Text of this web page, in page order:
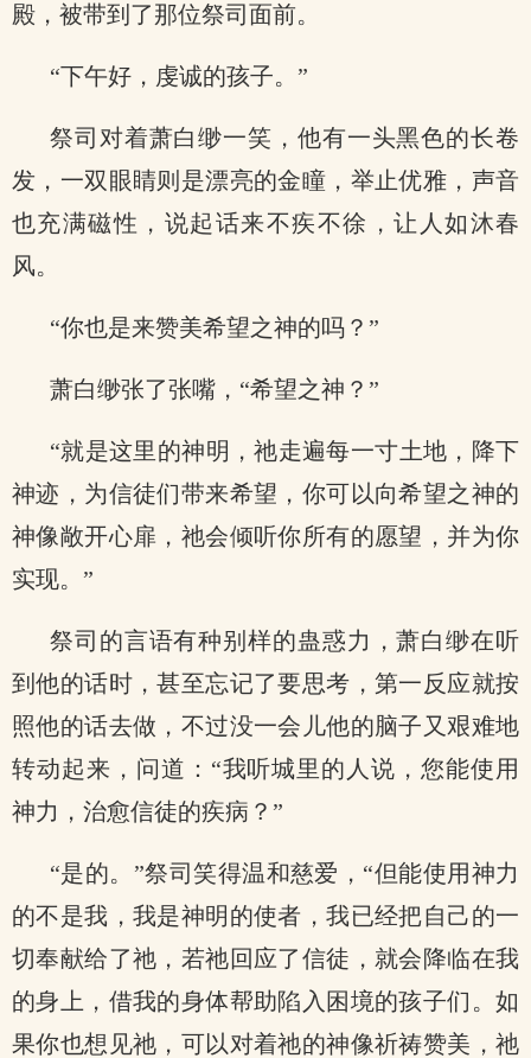
殿，被带到了那位祭司面前。
“下午好，虔诚的孩子。”
祭司对着萧白缈一笑，他有一头黑色的长卷
发，一双眼睛则是漂亮的金瞳，举止优雅，声音
也充满磁性，说起话来不疾不徐，让人如沐春
风。
“你也是来赞美希望之神的吗？”
萧白缈张了张嘴，“希望之神？”
“就是这里的神明，祂走遍每一寸土地，降下
神迹，为信徒们带来希望，你可以向希望之神的
神像敞开心扉，祂会倾听你所有的愿望，并为你
实现。”
祭司的言语有种别样的蛊惑力，萧白缈在听
到他的话时，甚至忘记了要思考，第一反应就按
照他的话去做，不过没一会儿他的脑子又艰难地
转动起来，问道：“我听城里的人说，您能使用
神力，治愈信徒的疾病？”
“是的。”祭司笑得温和慈爱，“但能使用神力
的不是我，我是神明的使者，我已经把自己的一
切奉献给了祂，若祂回应了信徒，就会降临在我
的身上，借我的身体帮助陷入困境的孩子们。如
果你也想见祂，可以对着祂的神像祈祷赞美，祂